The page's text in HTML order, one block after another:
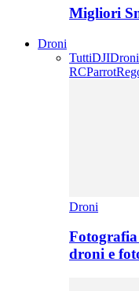
Migliori
Droni
TuttiDJI
RCParrot
Droni
Fotografia
droni e